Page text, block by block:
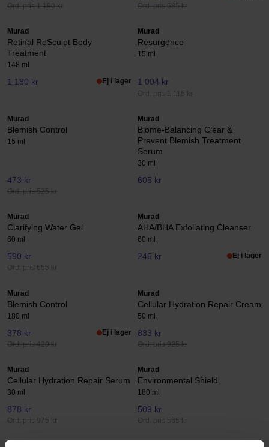
Ord. pris 1 190 kr Ord. pris 685 kr
Murad
Retinal ReSculpt Body
Treatment
148 ml
1 180 kr Ej i lager
Murad
Resurgence
15 ml
1 004 kr
Ord. pris 1 115 kr
Murad
Blemish Control
15 ml
473 kr
Ord. pris 525 kr
Murad
Biome-Balancing Clear &
Prevent Blemish Treatment
Serum
30 ml
605 kr
Murad
Clarifying Water Gel
60 ml
590 kr
Ord. pris 655 kr
Murad
AHA/BHA Exfoliating Cleanser
60 ml
245 kr Ej i lager
Murad
Blemish Control
180 ml
378 kr
Ord. pris 420 kr
Ej i lager
Murad
Cellular Hydration Repair Cream
50 ml
833 kr
Ord. pris 925 kr
Murad
Cellular Hydration Repair Serum
30 ml
878 kr
Ord. pris 975 kr
Murad
Environmental Shield
180 ml
509 kr
Ord. pris 565 kr